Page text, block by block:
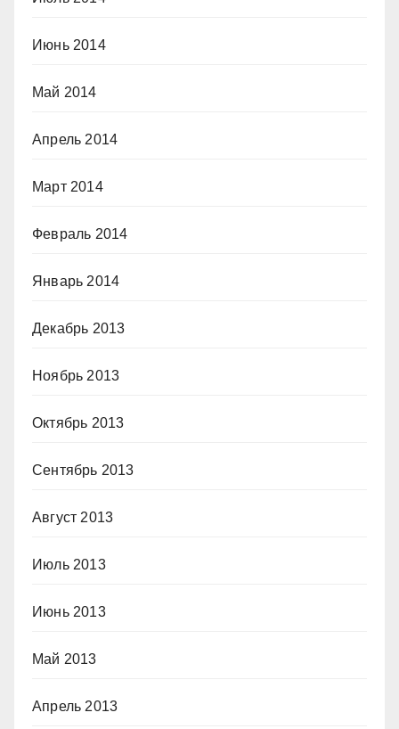
Июнь 2014
Май 2014
Апрель 2014
Март 2014
Февраль 2014
Январь 2014
Декабрь 2013
Ноябрь 2013
Октябрь 2013
Сентябрь 2013
Август 2013
Июль 2013
Июнь 2013
Май 2013
Апрель 2013